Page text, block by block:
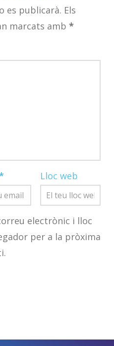
es publicarà. Els
marcats amb *
Lloc web
electrònic i lloc
per a la pròxima